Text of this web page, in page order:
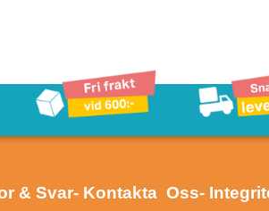
& Svar- Kontakta Oss-